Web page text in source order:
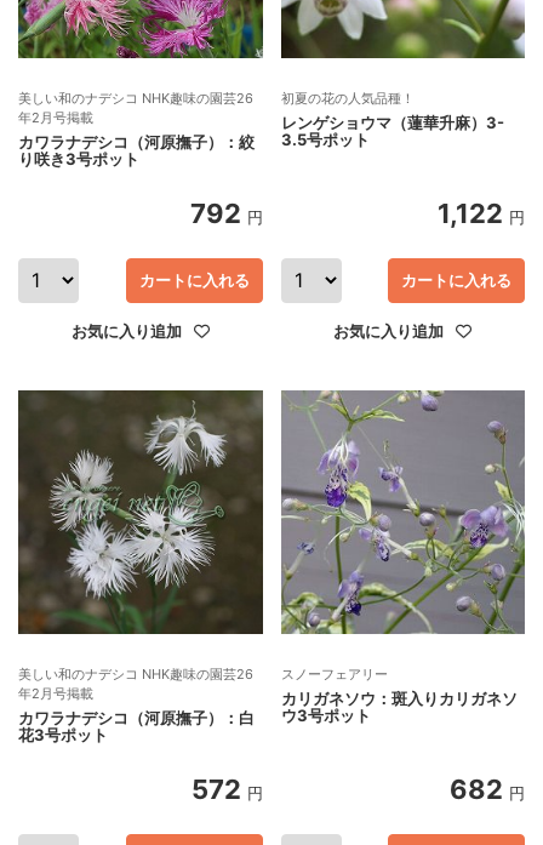
美しい和のナデシコ NHK趣味の園芸26
年2月号掲載
カワラナデシコ（河原撫子）：絞
り咲き3号ポット
792 円
カートに入れる
お気に入り追加
初夏の花の人気品種！
レンゲショウマ（蓮華升麻）3-
3.5号ポット
1,122 円
カートに入れる
お気に入り追加
美しい和のナデシコ NHK趣味の園芸26
年2月号掲載
カワラナデシコ（河原撫子）：白
花3号ポット
572 円
スノーフェアリー
カリガネソウ：斑入りカリガネソ
ウ3号ポット
682 円